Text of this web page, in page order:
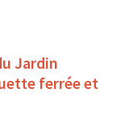
Jardin
ferrée et